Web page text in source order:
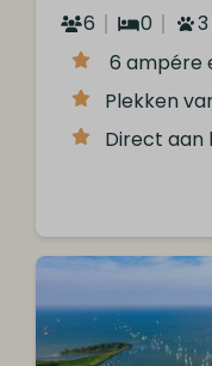
6
0 3
6 ampére
Plekken
Direct aan